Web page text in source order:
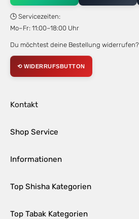
🕒 Servicezeiten:
Mo–Fr: 11:00–18:00 Uhr
Du möchtest deine Bestellung widerrufen?
⟲ WIDERRUFSBUTTON
Kontakt
Shop Service
Informationen
Top Shisha Kategorien
Top Tabak Kategorien